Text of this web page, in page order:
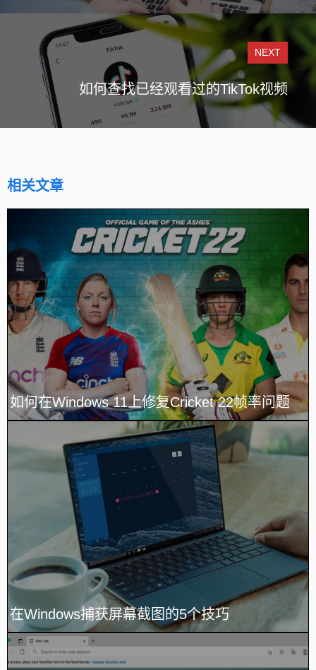
NEXT
如何查找已经观看过的TikTok视频
相关文章
如何在Windows 11上修复Cricket 22帧率问题
在Windows捕获屏幕截图的5个技巧